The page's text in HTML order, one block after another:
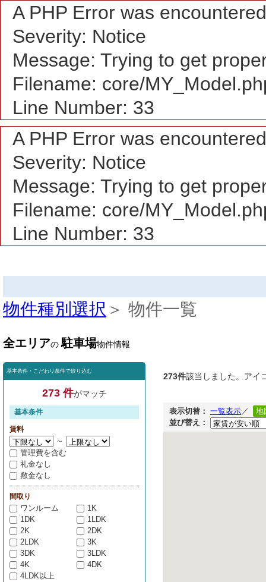
A PHP Error was encountered
Severity: Notice
Message: Trying to get
Filename: core/
Line Number: 33
A PHP Error was encountered
Severity: Notice
Message: Trying to get
Filename: core/
Line Number: 33
物件種別選択 ＞ 物件一覧
全エリアの駐車場物件情報
273件該当しました。アイ
表示切替： 一覧表示／
地
並び替え：
基本条件・こだわり条件で絞り込む
273 件がマッチ
基本条件
賃料
～
管理費を含む
礼金なし
敷金なし
間取り
ワンルーム
1K
1DK
1LDK
2K
2DK
2LDK
3K
3DK
3LDK
4K
4DK
4LDK以上